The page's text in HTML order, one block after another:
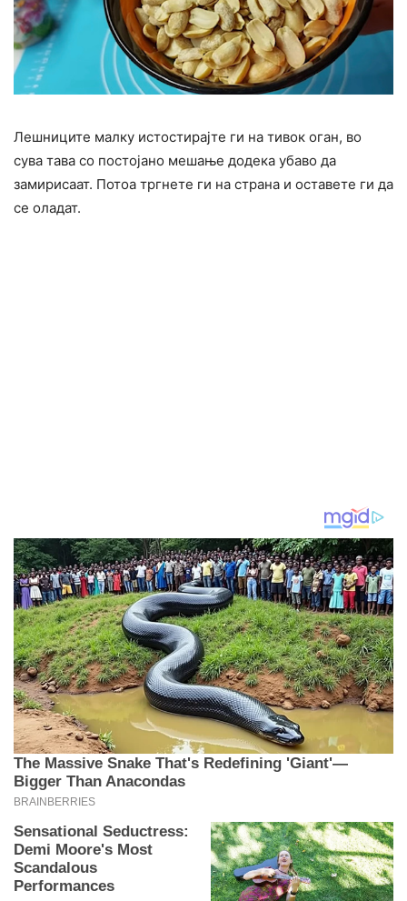
Лешниците малку истостирајте ги на тивок оган, во
сува тава со постојано мешање додека убаво да
замирисаат. Потоа тргнете ги на страна и оставете ги да
се оладат.